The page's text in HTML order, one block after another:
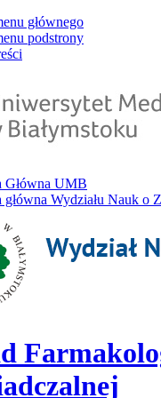
głównego
podstrony
Główna UMB
główna Wydziału Nauk o